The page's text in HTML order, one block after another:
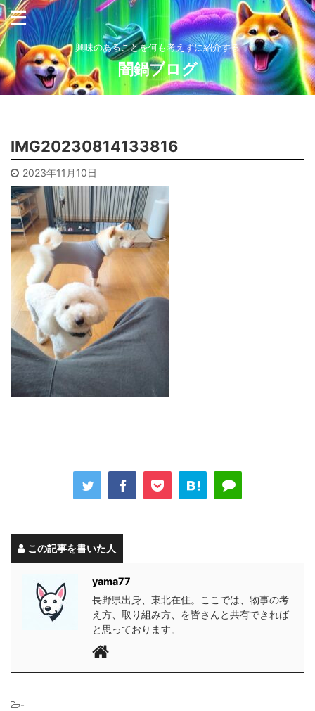
興味のあることを何も考えずに紹介する
闇鍋ブログ
IMG20230814133816
2023年11月10日
この記事を書いた人
yama77
長野県出身、東北在住。ここでは、物事の考
え方、取り組み方、を皆さんと共有できれば
と思っております。
-